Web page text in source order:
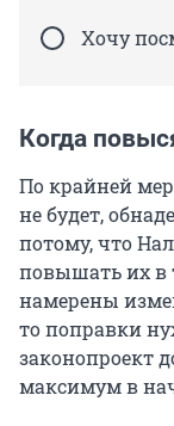
Хочу
Когда
По крайней
не будет,
потому, что
повышать их в
намерены
то поправки
законопроект
максимум в